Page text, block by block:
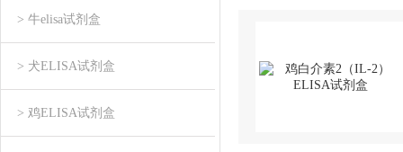
> 牛elisa试剂盒
> 犬ELISA试剂盒
> 鸡ELISA试剂盒